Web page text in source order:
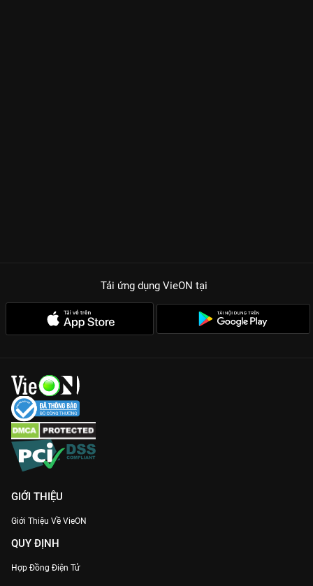
Tải ứng dụng VieON tại
GIỚI THIỆU
Giới Thiệu Về VieON
QUY ĐỊNH
Hợp Đồng Điện Tử